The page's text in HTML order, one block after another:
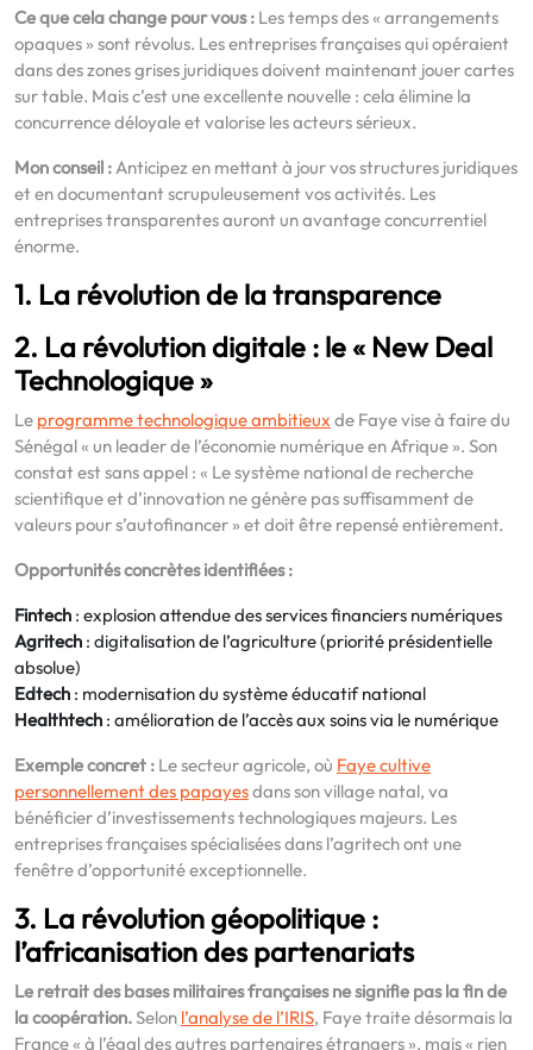
Ce que cela change pour vous : Les temps des « arrangements
opaques » sont révolus. Les entreprises françaises qui opéraient
dans des zones grises juridiques doivent maintenant jouer cartes
sur table. Mais c’est une excellente nouvelle : cela élimine la
concurrence déloyale et valorise les acteurs sérieux.
Mon conseil :Anticipez en mettant à jour vos structures juridiques
et en documentant scrupuleusement vos activités. Les
entreprises transparentes auront un avantage concurrentiel
énorme.
1. La révolution de la transparence
2. La révolution digitale : le « New Deal
Technologique »
Le programme technologique ambitieux de Faye vise à faire du
Sénégal « un leader de l’économie numérique en Afrique ». Son
constat est sans appel : « Le système national de recherche
scientifique et d’innovation ne génère pas suffisamment de
valeurs pour s’autofinancer » et doit être repensé entièrement.
Opportunités concrètes identifiées :
Fintech : explosion attendue des services financiers numériques
Agritech : digitalisation de l’agriculture (priorité présidentielle
absolue)
Edtech : modernisation du système éducatif national
Healthtech : amélioration de l’accès aux soins via le numérique
Exemple concret : Le secteur agricole, où Faye cultive
personnellement des papayesdans son village natal, va
bénéficier d’investissements technologiques majeurs. Les
entreprises françaises spécialisées dans l’agritech ont une
fenêtre d’opportunité exceptionnelle.
3. La révolution géopolitique :
l’africanisation des partenariats
Le retrait des bases militaires françaises ne signifie pas la fin de
la coopération.Selon l’analyse de l’IRIS, Faye traite désormais la
France « à l’égal des autres partenaires étrangers », mais « rien